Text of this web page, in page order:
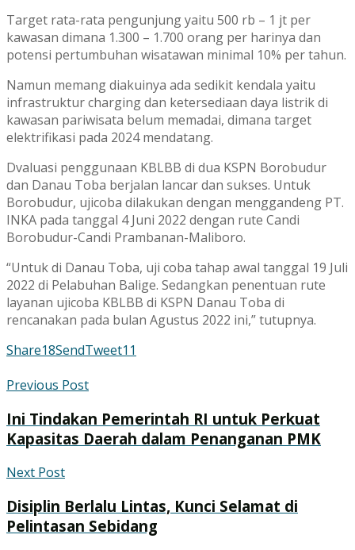
Target rata-rata pengunjung yaitu 500 rb – 1 jt per
kawasan dimana 1.300 – 1.700 orang per harinya dan
potensi pertumbuhan wisatawan minimal 10% per tahun.
Namun memang diakuinya ada sedikit kendala yaitu
infrastruktur charging dan ketersediaan daya listrik di
kawasan pariwisata belum memadai, dimana target
elektrifikasi pada 2024 mendatang.
Dvaluasi penggunaan KBLBB di dua KSPN Borobudur
dan Danau Toba berjalan lancar dan sukses. Untuk
Borobudur, ujicoba dilakukan dengan menggandeng PT.
INKA pada tanggal 4 Juni 2022 dengan rute Candi
Borobudur-Candi Prambanan-Maliboro.
“Untuk di Danau Toba, uji coba tahap awal tanggal 19 Juli
2022 di Pelabuhan Balige. Sedangkan penentuan rute
layanan ujicoba KBLBB di KSPN Danau Toba di
rencanakan pada bulan Agustus 2022 ini,” tutupnya.
Share18SendTweet11
Previous Post
Ini Tindakan Pemerintah RI untuk Perkuat
Kapasitas Daerah dalam Penanganan PMK
Next Post
Disiplin Berlalu Lintas, Kunci Selamat di
Pelintasan Sebidang